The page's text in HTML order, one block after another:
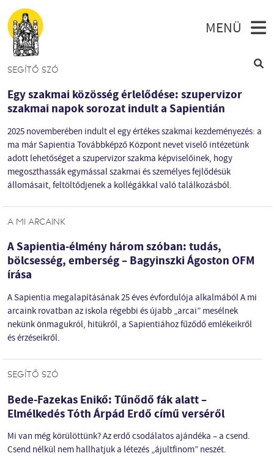
Ugrás a tartalomra
SEGÍTŐ SZÓ
Egy szakmai közösség érlelődése: szupervizor
szakmai napok sorozat indult a Sapientián
2025 novemberében indult el egy értékes szakmai kezdeményezés: a
ma már Sapientia Továbbképző Központ nevet viselő intézetünk
adott lehetőséget a szupervizor szakma képviselőinek, hogy
megoszthassák egymással szakmai és személyes fejlődésük
állomásait, feltöltődjenek a kollégákkal való találkozásból.
A MI ARCAINK
A Sapientia-élmény három szóban: tudás,
bölcsesség, emberség – Bagyinszki Ágoston OFM
írása
A Sapientia megalapításának 25 éves évfordulója alkalmából A mi
arcaink rovatban az iskola régebbi és újabb „arcai” mesélnek
nekünk önmagukról, hitükről, a Sapientiához fűződő emlékeikről
és érzéseikről.
SEGÍTŐ SZÓ
Bede-Fazekas Enikő: Tűnődő fák alatt –
Elmélkedés Tóth Árpád Erdő című verséről
Mi van még körülöttünk? Az erdő csodálatos ajándéka – a csend.
Csend nélkül nem hallhatjuk a létezés „ájultfinom” neszét.